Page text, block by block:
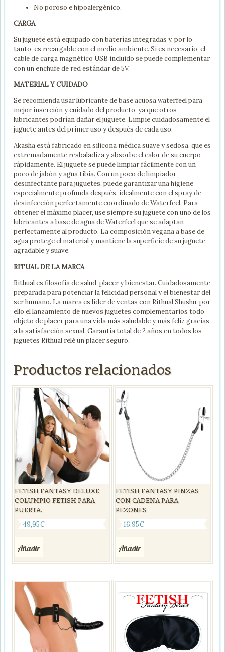
No poroso e hipoalergénico.
CARGA
Su juguete está equipado con baterías integradas y, por lo
tanto, es recargable con el medio ambiente. Si es necesario, el
cable de carga magnético USB incluido se puede complementar
con un enchufe de red estándar de 5V.
MATERIAL Y CUIDADO
Se recomienda usar lubricante de base acuosa waterfeel para
mejor inserción y cuidado del producto, ya que otros
lubricantes podrían dañar el juguete. Limpie cuidadosamente el
juguete antes del primer uso y después de cada uso.
Akasha está fabricado en silicona médica suave y sedosa, que es
extremadamente resbaladiza y absorbe el calor de su cuerpo
rápidamente. El juguete se puede limpiar fácilmente con un
poco de jabón y agua tibia. Con un poco de limpiador
desinfectante para juguetes, puede garantizar una higiene
especialmente profunda después, idealmente con el spray de
desinfección perfectamente coordinado de Waterfeel. Para
obtener el máximo placer, use siempre su juguete con uno de los
lubricantes a base de agua de Waterfeel que se adaptan
perfectamente al producto. La composición vegana a base de
agua protege el material y mantiene la superficie de su juguete
agradable y suave.
RITUAL DE LA MARCA
Rithual es filosofía de salud, placer y bienestar. Cuidadosamente
preparada para potenciar la felicidad personal y el bienestar del
ser humano. La marca es líder de ventas con Rithual Shushu, por
ello el lanzamiento de nuevos juguetes complementarios todo
objeto de placer para una vida más saludable y más feliz gracias
a la satisfacción sexual. Garantía total de 2 años en todos los
juguetes Rithual relé un placer seguro.
Productos relacionados
FETISH FANTASY DELUXE
COLUMPIO FETISH PARA
PUERTA.
49,95€
Añadir
FETISH FANTASY PINZAS
CON CADENA PARA
PEZONES
16,95€
Añadir